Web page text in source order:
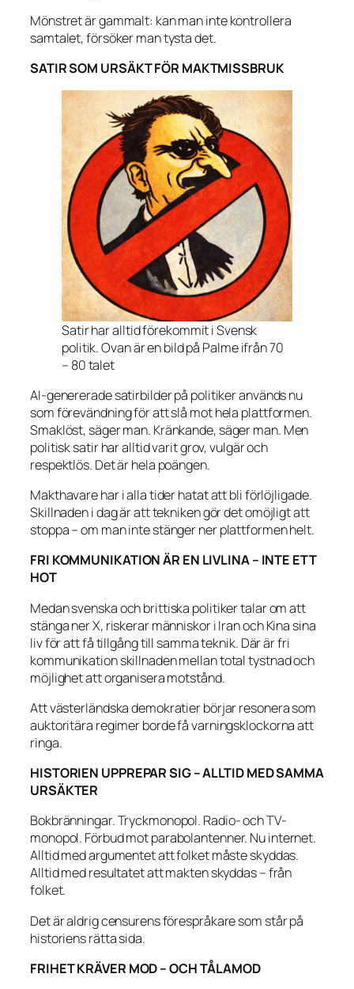
Mönstret är gammalt: kan man inte kontrollera
samtalet, försöker man tysta det.
SATIR SOM URSÄKT FÖR MAKTMISSBRUK
Satir har alltid förekommit i Svensk
politik. Ovan är en bild på Palme ifrån 70
– 80 talet
AI-genererade satirbilder på politiker används nu
som förevändning för att slå mot hela plattformen.
Smaklöst, säger man. Kränkande, säger man. Men
politisk satir har alltid varit grov, vulgär och
respektlös. Det är hela poängen.
Makthavare har i alla tider hatat att bli förlöjligade.
Skillnaden i dag är att tekniken gör det omöjligt att
stoppa – om man inte stänger ner plattformen helt.
FRI KOMMUNIKATION ÄR EN LIVLINA – INTE ETT
HOT
Medan svenska och brittiska politiker talar om att
stänga ner X, riskerar människor i Iran och Kina sina
liv för att få tillgång till samma teknik. Där är fri
kommunikation skillnaden mellan total tystnad och
möjlighet att organisera motstånd.
Att västerländska demokratier börjar resonera som
auktoritära regimer borde få varningsklockorna att
ringa.
HISTORIEN UPPREPAR SIG – ALLTID MED SAMMA
URSÄKTER
Bokbränningar. Tryckmonopol. Radio- och TV-
monopol. Förbud mot parabolantenner. Nu internet.
Alltid med argumentet att folket måste skyddas.
Alltid med resultatet att makten skyddas – från
folket.
Det är aldrig censurens förespråkare som står på
historiens rätta sida.
FRIHET KRÄVER MOD – OCH TÅLAMOD